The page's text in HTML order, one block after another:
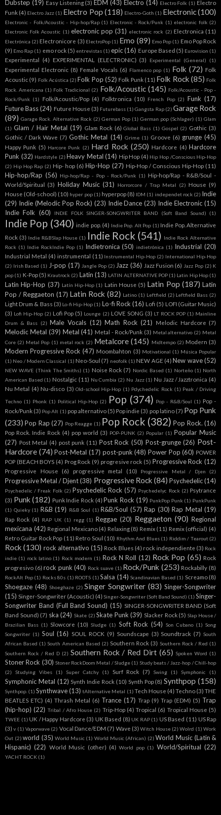
Dubstep (19) Easy Listening (3) EDM (43) Electro (14) Electro Folk (1) Electro
Funk (4) Electro Jazz (1) Electro Pop (118) Electro-Goth (1) Electronic(100)
Electronic - Folk/Acoustic - Hip-hop/Rap (1) Electronic - Rock/Punk (1) electronic folk (2)
Electronic Folk Acoustic (1) electronic pop (31) electronic rock (2) Electronica (11)
Electrónica (2) Electronicore (3) ElectroPop (1) Emo (89) Emo Pop (1) Emo Pop Rock
(9) Emo Rap (1) emo rock (5) entrevistas (1) epic (16) Europe Based (5) Eurovision (1)
Experimental (4) EXPERIMENTAL (ELECTRONIC) (3) Experimental (General) (1)
Experimental Electronic (8) Female Vocals (6) Flamenco pop (1) Folk (72) Folk
Acoustic (9) Folk Acústica (2) Folk Pop (52) Folk Punk (11) Folk Rock (85) Folk
Rock. Americana (1) Folk Tradicional (2) Folk/Acoustic (145) Folk/Acoustic - Pop -
Rock/Punk (1) Folk/Acoustic/Pop (4) Folktronica (10) French Pop (2) Funk (17)
Future Bass (24) Future House (3) Futurebass (1) Gangsta Rap (2) Garage Rock
(89) Garage Rock. Alternative Rock (2) German Pop (1) German pop (Schlager) (1) Glam
(1) Glam / Hair Metal (19) Glam Rock (6) Global Bass (1) Gospel (2) Gothic (3)
Gothic / Dark Wave (7) Gothic Metal (14) Grime (1) Groove (6) grunge (45)
Happy Punk (5) Harcore Punk (2) Hard Rock (250) Hardcore (4) Hardcore
Punk (32) Hardstyle (2) Heavy Metal (14) Hip Hop (4) Hip Hop /Conscious Hip-Hop
(2) Hip Hop Rap (2) Hip- hop (6) Hip-Hop (27) Hip-Hop / Conscious Hip-Hop (11)
Hip-hop/Rap (56) Hip-hop/Rap - Pop - Rock/Punk (1) Hip-hop/Rap - R&B/Soul -
World/Spiritual (3) Holiday Music (31) Horrorcore / Trap Metal (2) House (9)
House (Old-school) (10) hyper pop (1) hyperpop (8) IDM (1) independet rock (2) Indie
(29) Indie (Melodic Pop Rock) (23) Indie Dance (23) Indie Electronic (15)
Indie Folk (60) INDIE FOLK SINGER-SONGWRITER BAND (Soft Band Sound) (1)
Indie Pop (340) indie pop. (4) Indie Pop. Alt Pop (1) Indie Pop. Alternative
Rock (3) Indie R&BSlap House (1) Indie Rock (541) Indie Rock Alternative
Rock (1) Indie RockIndie Pop (1) Indietronica (50) indietrónica (1) Industrial (20)
Industrial Metal (4) instrumental (11) Instrumental Hip-Hop (2) International Hip-Hop
(2) Irish Based (1) J-pop (17) Jangle Pop (2) Jazz (36) Jazz Fusion (6) Jazz Pop (2) K
pop (1) K-Pop (5) Krautrock (2) Latin (13) LATIN ALTERNATIVE POP (1) Latin Hip Hop (1)
Latin Hip-Hop (37) Latín Hip-Hop (1) Latin House (5) Latin Pop (187) Latin
Pop / Reggaeton (17) Latin Rock (82) Latino (1) Leftfield (2) Leftfield Bass (2)
Light Drum & Bass (3) Lo-fi Hip-Hop (1) Lo-fi Rock (16) Lofi (5) LOFI (Guitar Music)
(3) Lofi Hip-Hop (2) Lofi Pop (5) Lounge (2) LOVE SONG (3) LT ROCK POP (1) Mainline
Drum & Bass (2) Male Vocals (12) Math Rock (21) Melodic Hardcore (7)
Melodic Metal (39) Metal (41) Metal - Rock/Punk (3) Metal alternativo (2) Metal
Core (2) Metal Pop (1) metal rock (2) Metalcore (145) Midtempo (2) Modern (3)
Modern Progressive Rock (47) Moombahton (3) Motivational (1) Música Popular
(1) Neo / Modern Classical (1) Neo-Soul (7) neofolk (1) NEW AGE (4) New wave (52)
NEW WAVE (Think The Smiths) (1) Noise Rock (7) Nordic Based (1) Norteño (1) North
American Based (1) Nostalgic (11) Nu Cumbia (2) Nu Jazz (1) Nu Jazz / Jazztronica (4)
Nu Metal (4) Nu-disco (3) Old-school Hip-Hop (1) Pdychedelic Rock (1) Peak / Driving
Techno (1) Phonk (1) Political Hip-Hop (2) Pop (374) Pop - R&B/Soul (1) Pop -
Rock/Punk (3) Pop Alt (1) pop alternativo (5) Pop indie (3) pop latino (7) Pop Punk
(233) Pop Rap (27) Pop Reagge (1) Pop Rock (382) Pop Rock. (16)
Pop Rock. Indie Rock (4) pop world (3) POP-PUNK (2) Popular (1) Popular Music
(27) Post Metal (4) post punk (11) Post Rock (50) Post-grunge (26) Post-
Hardcore (74) Post-Metal (17) post-punk (48) Power Pop (60) POWER
POP (BEACH BOYS (4) Prog Rock (9) progresive rock (5) Progressive Rock (12)
Progressive House (6) progressive metal (10) Progressive Metal / Djen (2)
Progressive Metal / Djent (38) Progressive Rock (84) Psychedelic(14)
Psychedelic / Freak Folk (2) Psychedelic Rock (57) Psychedelyc Rock (2) Psytrance
(3) Punk (182) Punk Indie Rock (4) Punk Rock (19) PunkPop Punk (1) PunkPunk
(1) Quieky (1) R&B (19) R&B Soul (1) R&B/Soul (57) Rap (30) Rap Metal (19)
Rap Rock (4) RAP UK (1) regg (1) Reggae (20) Reggaeton (90) Regional
mexicana (42) Regional Mexicano (4) Relaxing (8) Remix (11) Remix (official) (4)
Retro Guitar Rock Pop (11) Retro Soul (10) Rhythm And Blues (1) Riddim / Tearout (2)
Rock (130) rock alternativo (15) Rock Blues (4) rock independiente (3) Rock
indie (1) rock latino (1) Rock modern (1) Rock N Roll (12) Rock Pop (65) Rock
progresivo (6) rock punk (40) Rock suave (1) Rock/Punk (253) Rockabilly (8)
RockAlt Pop (1) Rocks 80s (1) ROOTS (1) Salsa (14) Scandinavian Based (1) Screamo (8)
Shoegaze (48) Shoeghaze (2) Singer Songwriter (83) Singer-Songwriter
(15) Singer-Songwriter (Acoustic) (4) Singer-Songwriter (Soft Band Sound) (1) Singer-
Songwriter Band (Full Band Sound) (15) SINGER-SONGWRITER BAND (Soft
Band Sound) (7) ska (24) Skate (2) Skate Punk (39) Slacker Rock (5) Slap House /
Brazilian Bass (1) Slowcore (10) Sludge (1) Soft Rock (54) Son Cubano (1) Song
Songwriter (1) Soul (16) SOUL ROCK (9) Soundscape (3) Soundtrack (7) South
African Based (1) South American Based (2) Southern Rock (3) Southern Rock / Red (1)
Southern Rock / Red D (2) Southern Rock / Red Dirt (65) Spoken Word (1)
Stoner Rock (30) Stoner RockDoom Metal / Sludge (1) Study beats / Jazz-hop / Chill-hop
(2)
Studying Vibes (1) Super Catchy (1) Surf Rock (7) Swing (1) Symphonic (1)
Symphonic Metal (12) Synth Indie Rock (10) Synth Pop (8) Synthpop (158)
Synthpop. (1) Synthwave (13) tAlternative Metal (1) Tech House (4) Techno (3) THE
BEATLES ETC) (4) Thrash Metal (6) Trance (17) Trap (9) Trap (EDM) (5) Trap
(hip-hop) (22) Tribal / Afro House (2) Trip-Hop (4) Tropical (6) Tropical House (5)
TWEE (1) UK / Happy Hardcore (3) UK Based (8) UK RAP (1) US Based (11) US Rap
(3) v (1) Vaporwave (2) Vocal Dance/EDM (7) Wave (3) Witch House (2) Wolrd (1) Work
Out (2) world (35) World Music (1) World Music (African) (2) World Music (Latin &
Hispanic) (22) World Music (other) (4) World pop (1) World/Spiritual (22)
YACHT ROCK (1)